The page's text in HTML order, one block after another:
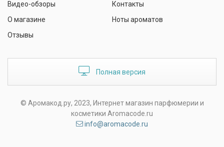
Видео-обзоры
О магазине
Отзывы
Контакты
Ноты ароматов
Полная версия
© Аромакод.ру, 2023, Интернет магазин парфюмерии и
косметики Aromacode.ru
info@aromacode.ru